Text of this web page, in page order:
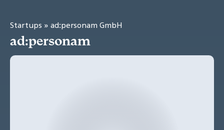
Startups » ad:personam GmbH
ad:personam